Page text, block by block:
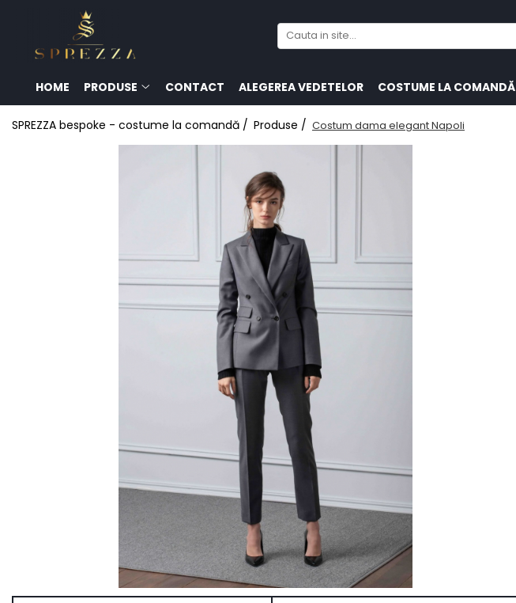
Produse
Costume de mire 2026
Redingotă bărbați
Frac bărbați
HOME PRODUSE CONTACT ALEGEREA VEDETELOR COSTUME LA COMANDĂ
SPREZZA bespoke - costume la comandă / Produse / Costum dama elegant Napoli